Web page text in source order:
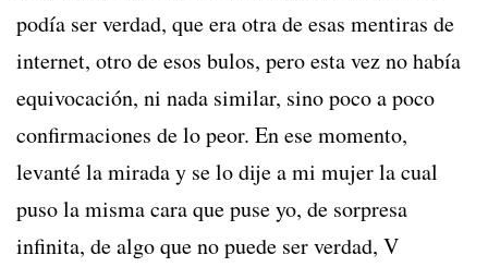
podía ser verdad, que era otra de esas mentiras de
internet, otro de esos bulos, pero esta vez no había
equivocación, ni nada similar, sino poco a poco
confirmaciones de lo peor. En ese momento,
levanté la mirada y se lo dije a mi mujer la cual
puso la misma cara que puse yo, de sorpresa
infinita, de algo que no puede ser verdad, V